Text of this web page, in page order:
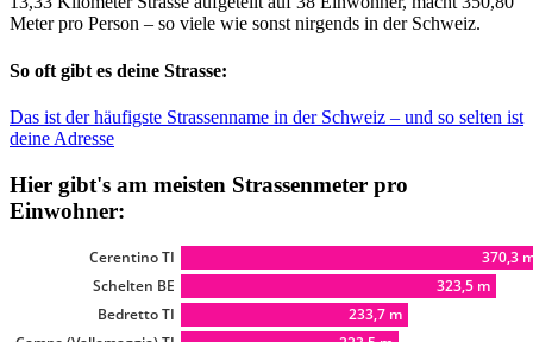
Meter pro Person – so viele wie sonst nirgends in der Schweiz.
So oft gibt es deine Strasse:
Das ist der häufigste Strassenname in der Schweiz – und so selten ist
deine Adresse
Hier gibt's am meisten Strassenmeter pro
Einwohner: